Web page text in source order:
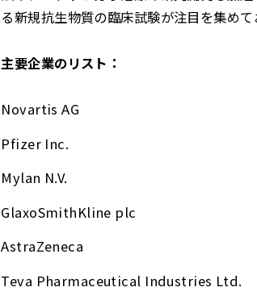
る新規抗生物質の臨床試験が注目を集め
主要企業のリスト：
Novartis AG
Pfizer Inc.
Mylan N.V.
GlaxoSmithKline plc
AstraZeneca
Teva Pharmaceutical Industries Ltd.